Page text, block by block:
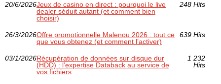
20/6/2026Jeux de casino en direct : pourquoi le live
dealer séduit autant (et comment bien
choisir)
248 Hits
26/3/2026Offre promotionnelle Malenou 2026 : tout ce
que vous obtenez (et comment l’activer)
639 Hits
03/1/2026Récupération de données sur disque dur
(HDD) : l’expertise Databack au service de
vos fichiers
1 232
Hits